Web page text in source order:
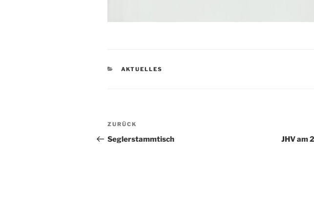
KATEGORIEN
AKTUELLES
Beitragsnavigation
Vorheriger
Beitrag
ZURÜCK
Seglerstammtisch JHV am